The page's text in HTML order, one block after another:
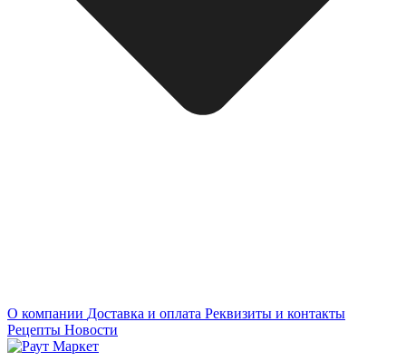
О компании Доставка и оплата Реквизиты и контакты
Рецепты Новости